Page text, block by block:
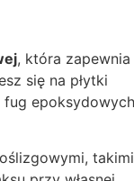
, która zapewnia
się na płytki
fug epoksydowych